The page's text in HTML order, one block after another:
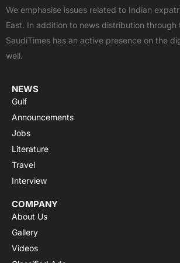
b
o
o
k
i
t
t
e
u
b
e
s
a
p
p
We emphasise issues related to Indian
East. In addition to news distribution through
SaudiTimes has an active presence on the
well.
NEWS
Gulf
Announcements
Jobs
Literature
Travel
Interview
COMPANY
About Us
Gallery
Videos